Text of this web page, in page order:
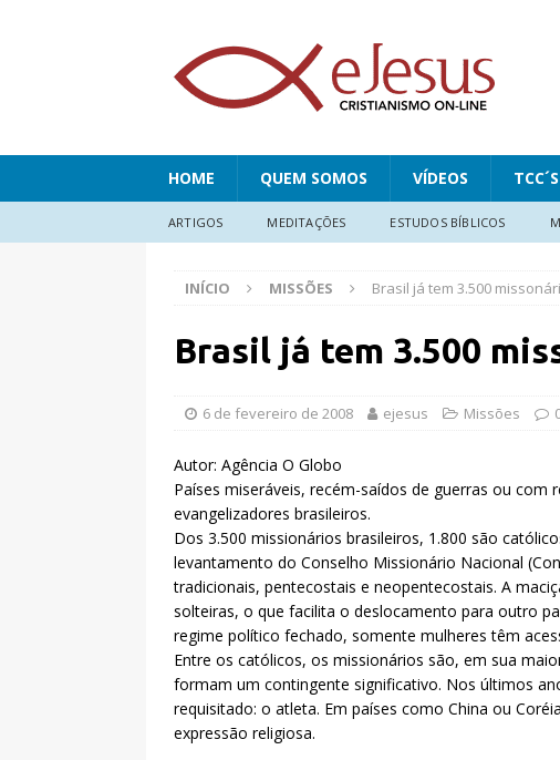
HOME QUEM SOMOS VÍDEOS TCC´S
ARTIGOS MEDITAÇÕES ESTUDOS BÍBLICOS
INÍCIO MISSÕES Brasil já tem 3.500
Brasil já tem 3.500
6 de fevereiro de 2008 ejesus Missões
Autor: Agência O Globo
Países miseráveis, recém-saídos de guerras ou com
evangelizadores brasileiros.
Dos 3.500 missionários brasileiros, 1.800 são
levantamento do Conselho Missionário Nacional
tradicionais, pentecostais e neopentecostais. A
solteiras, o que facilita o deslocamento para outro
regime político fechado, somente mulheres têm
Entre os católicos, os missionários são, em sua
formam um contingente significativo. Nos últimos
requisitado: o atleta. Em países como China ou
expressão religiosa.